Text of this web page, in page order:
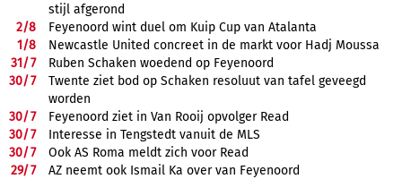
stijl afgerond
2/8
Feyenoord wint duel om Kuip Cup van Atalanta
1/8
Newcastle United concreet in de markt voor Hadj Moussa
31/7
Ruben Schaken woedend op Feyenoord
30/7
Twente ziet bod op Schaken resoluut van tafel geveegd
worden
30/7
Feyenoord ziet in Van Rooij opvolger Read
30/7
Interesse in Tengstedt vanuit de MLS
30/7
Ook AS Roma meldt zich voor Read
29/7
AZ neemt ook Ismail Ka over van Feyenoord